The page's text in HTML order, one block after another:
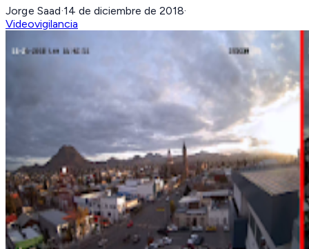
Jorge Saad·14 de diciembre de 2018·
Videovigilancia